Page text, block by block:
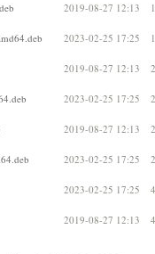
2019-08-27 12:13
2023-02-25 17:25
2019-08-27 12:13
2023-02-25 17:25
2019-08-27 12:13
2023-02-25 17:25
2023-02-25 17:25
2019-08-27 12:13